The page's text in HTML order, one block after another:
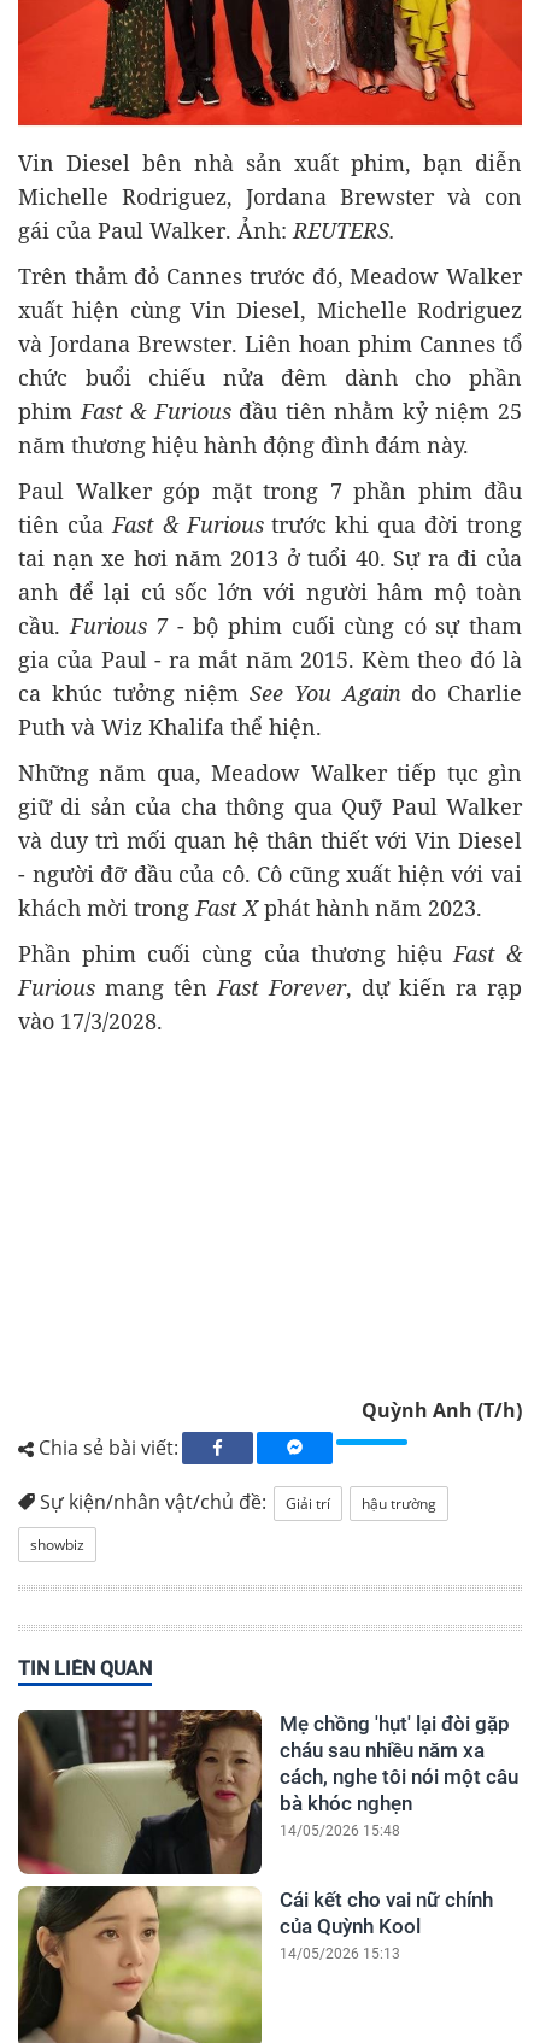
Vin Diesel bên nhà sản xuất phim, bạn diễn
Michelle Rodriguez, Jordana Brewster và con
gái của Paul Walker. Ảnh:REUTERS.
Trên thảm đỏ Cannes trước đó, Meadow Walker
xuất hiện cùng Vin Diesel, Michelle Rodriguez
và Jordana Brewster. Liên hoan phim Cannes tổ
chức buổi chiếu nửa đêm dành cho phần
phimFast & Furious đầu tiên nhằm kỷ niệm 25
năm thương hiệu hành động đình đám này.
Paul Walker góp mặt trong 7 phần phim đầu
tiên củaFast & Furioustrước khi qua đời trong
tai nạn xe hơi năm 2013 ở tuổi 40. Sự ra đi của
anh để lại cú sốc lớn với người hâm mộ toàn
cầu.Furious 7 - bộ phim cuối cùng có sự tham
gia của Paul - ra mắt năm 2015. Kèm theo đó là
ca khúc tưởng niệm See You Again do Charlie
Puth và Wiz Khalifa thể hiện.
Những năm qua, Meadow Walker tiếp tục gìn
giữ di sản của cha thông qua Quỹ Paul Walker
và duy trì mối quan hệ thân thiết với Vin Diesel
- người đỡ đầu của cô. Cô cũng xuất hiện với vai
khách mời trongFast Xphát hành năm 2023.
Phần phim cuối cùng của thương hiệuFast &
Furious mang tênFast Forever, dự kiến ra rạp
vào 17/3/2028.
Quỳnh Anh (T/h)
Chia sẻ bài viết:
Sự kiện/nhân vật/chủ đề: Giải trí
hậu trường
showbiz
TIN LIÊN QUAN
Mẹ chồng 'hụt' lại đòi gặp
cháu sau nhiều năm xa
cách, nghe tôi nói một câu
bà khóc nghẹn
14/05/2026 15:48
Cái kết cho vai nữ chính
của Quỳnh Kool
14/05/2026 15:13